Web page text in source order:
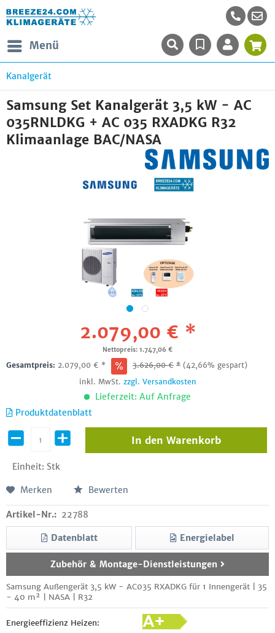
Menü
Kanalgerät
Samsung Set Kanalgerät 3,5 kW - AC
035RNLDKG + AC 035 RXADKG R32
Klimaanlage BAC/NASA
2.079,00 € *
Nettopreis: 1.747,06 €
Gesamtpreis: 2.079,00 € * 3.626,00€ * (42,66% gespart)
inkl. MwSt. zzgl. Versandkosten
Lieferzeit: Auf Anfrage
Produktdatenblatt
Einheit: Stk
In den Warenkorb
Merken Bewerten
Artikel-Nr.: 22788
Datenblatt Energielabel
Zubehör & Montage-Dienstleistungen
Samsung Außengerät 3,5 kW - AC035 RXADKG für 1 Innengerät | 35
- 40 m² | NASA | R32
Energieeffizienz Heizen: